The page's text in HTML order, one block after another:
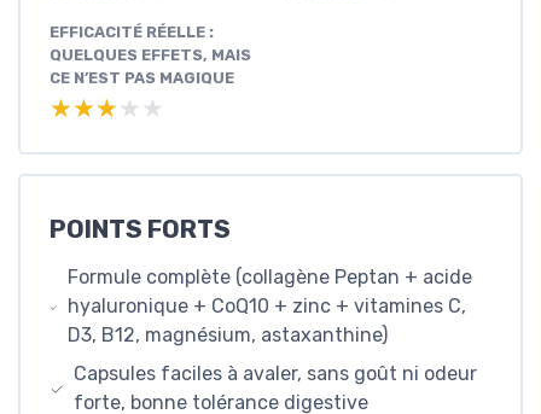
EFFICACITÉ RÉELLE :
QUELQUES EFFETS, MAIS
CE N’EST PAS MAGIQUE
★★★★★
★★★★★
POINTS FORTS
Formule complète (collagène Peptan + acide
hyaluronique + CoQ10 + zinc + vitamines C,
D3, B12, magnésium, astaxanthine)
Capsules faciles à avaler, sans goût ni odeur
forte, bonne tolérance digestive